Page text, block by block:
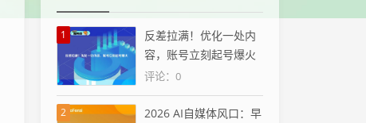
1
反差拉满！优化一处内
容，账号立刻起号爆火
评论：0
2
2026 AI自媒体风口：早